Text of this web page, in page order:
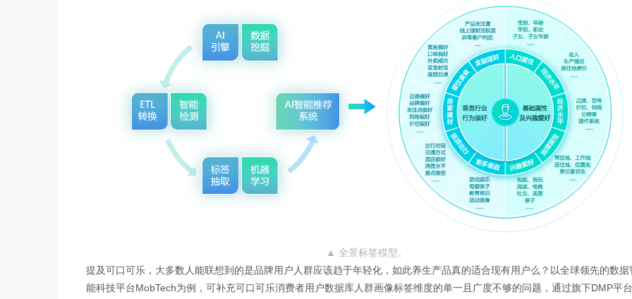
▲ 全景标签模型。
提及可口可乐，大多数人能联想到的是品牌用户人群应该趋于年轻化，如此养生产品真的适合现有用户么？以全球领先的数据
能科技平台MobTech为例，可补充可口可乐消费者用户数据库人群画像标签维度的单一且广度不够的问题，通过旗下DMP平